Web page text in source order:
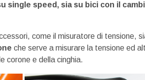
single speed, sia su bici con il
come il misuratore di tensione,
che serve a misurare la tensione ed
corone e della cinghia.